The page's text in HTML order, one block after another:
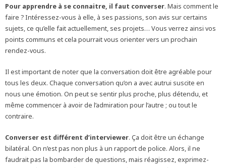
Pour apprendre à se connaitre, il faut converser. Mais comment le
faire ? Intéressez-vous à elle, à ses passions, son avis sur certains
sujets, ce qu’elle fait actuellement, ses projets… Vous verrez ainsi vos
points communs et cela pourrait vous orienter vers un prochain
rendez-vous.
Il est important de noter que la conversation doit être agréable pour
tous les deux. Chaque conversation qu’on a avec autrui suscite en
nous une émotion. On peut se sentir plus proche, plus détendu, et
même commencer à avoir de l’admiration pour l’autre ; ou tout le
contraire.
Converser est différent d’interviewer. Ça doit être un échange
bilatéral. On n’est pas non plus à un rapport de police. Alors, il ne
faudrait pas la bombarder de questions, mais réagissez, exprimez-